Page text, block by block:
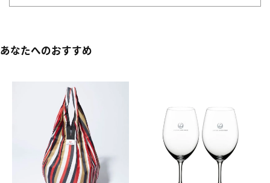
あなたへのおすすめ